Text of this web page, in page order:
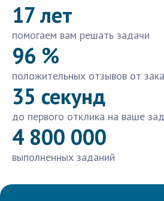
17 лет
помогаем вам решать задачи
96 %
положительных отзывов от
35 секунд
до первого отклика на ваше
4 800 000
выполненных заданий